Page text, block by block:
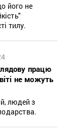
його не
тилу.
працю
не можуть
людей з